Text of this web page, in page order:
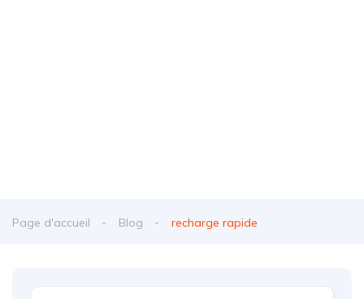
Page d'accueil Blog recharge rapide